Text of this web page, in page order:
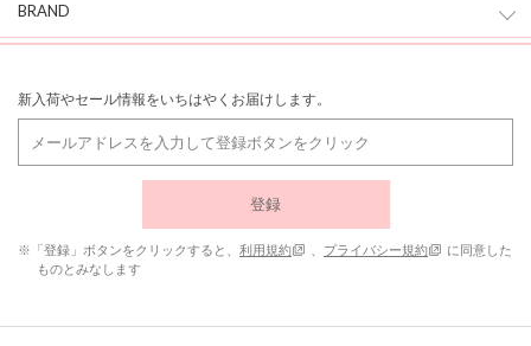
BRAND
新入荷やセール情報をいちはやくお届けします。
登録
※「登録」ボタンをクリックすると、 利用規約 プライバシー規約
に同意した
ものとみなします